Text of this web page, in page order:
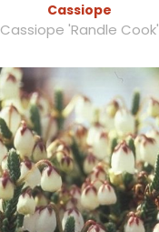
Cassiope
Cassiope 'Randle Cook'